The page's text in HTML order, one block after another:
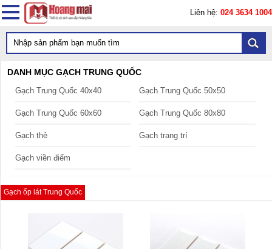
Liên hệ: 024 3634 1004
DANH MỤC GẠCH TRUNG QUỐC
Gạch Trung Quốc 40x40 Gạch Trung Quốc 50x50
Gạch Trung Quốc 60x60 Gạch Trung Quốc 80x80
Gạch thẻ Gạch trang trí
Gạch viền điểm
Gạch ốp lát Trung Quốc